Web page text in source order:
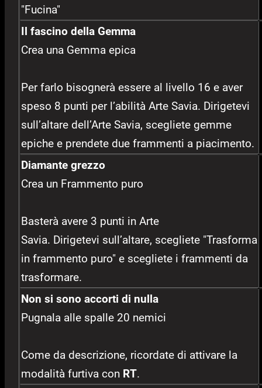
"Fucina"
Il fascino della Gemma
Crea una Gemma epica
Per farlo bisognerà essere al livello 16 e aver
speso 8 punti per l’abilità Arte Savia. Dirigetevi
sull’altare dell’Arte Savia, scegliete gemme
epiche e prendete due frammenti a piacimento.
Diamante grezzo
Crea un Frammento puro
Basterà avere 3 punti in Arte
Savia. Dirigetevi sull’altare, scegliete "Trasforma
in frammento puro" e scegliete i frammenti da
trasformare.
Non si sono accorti di nulla
Pugnala alle spalle 20 nemici
Come da descrizione, ricordate di attivare la
modalità furtiva con RT.